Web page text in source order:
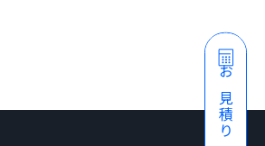
お見積り